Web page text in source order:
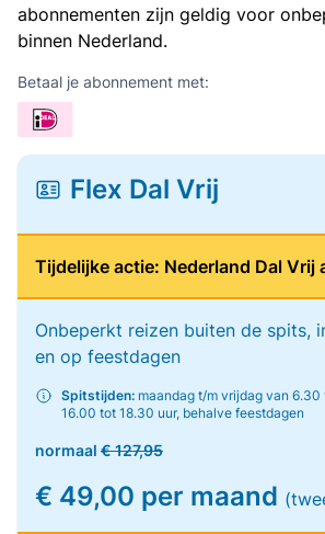
abonnementen zijn geldig voor
binnen Nederland.
Betaal je abonnement met:
Flex Dal Vrij
Tijdelijke actie: Nederland Dal Vrij
Onbeperkt reizen buiten de spits,
en op feestdagen
Spitstijden: maandag t/m vrijdag van
16.00 tot 18.30 uur, behalve feestdagen
normaal € 127,95
€ 49,00 per maand